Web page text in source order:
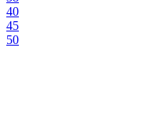
40
45
50